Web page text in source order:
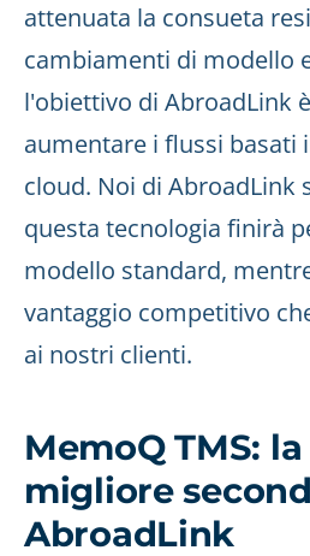
attenuata la consueta
cambiamenti di modello
l'obiettivo di AbroadLink
aumentare i flussi basati
cloud. Noi di AbroadLink
questa tecnologia finirà
modello standard,
vantaggio competitivo
ai nostri clienti.
MemoQ TMS:
migliore
AbroadLink